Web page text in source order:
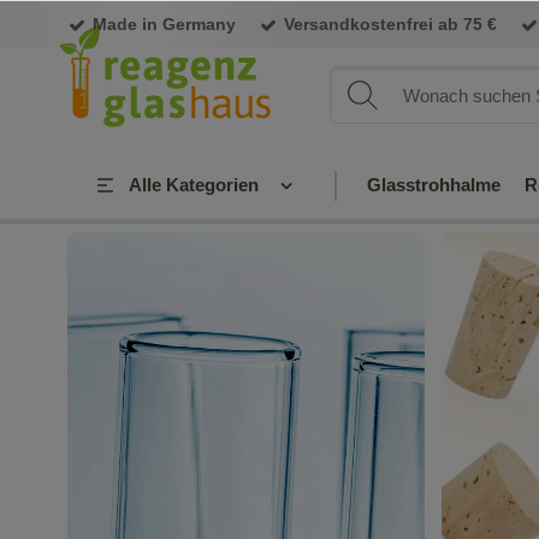
Made in Germany Versandkostenfrei ab 75 €
Alle Kategorien
Reagenzgläser Gewindegläser
Glasstrohhalme